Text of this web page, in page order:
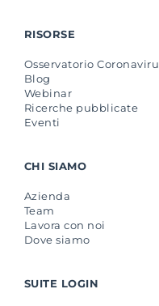
RISORSE
Osservatorio
Blog
Webinar
Ricerche pubblicate
Eventi
CHI SIAMO
Azienda
Team
Lavora con noi
Dove siamo
SUITE LOGIN